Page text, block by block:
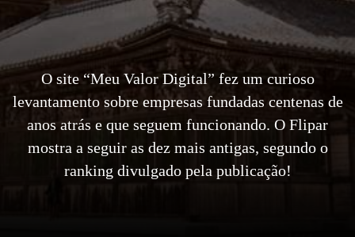
O site “Meu Valor Digital” fez um curioso
levantamento sobre empresas fundadas centenas de
anos atrás e que seguem funcionando. O Flipar
mostra a seguir as dez mais antigas, segundo o
ranking divulgado pela publicação!